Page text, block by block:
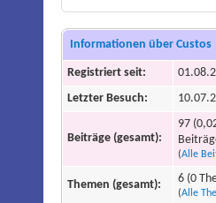
Informationen über Custos
Registriert seit:
Letzter Besuch:
Beiträge (gesamt):
97
(Alle
Themen (gesamt): 6 (0
(Alle